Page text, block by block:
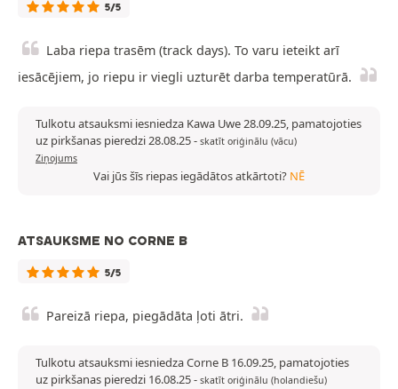
5/5
Laba riepa trasēm (track days). To varu ieteikt arī
iesācējiem, jo riepu ir viegli uzturēt darba temperatūrā.
Tulkotu atsauksmi iesniedza Kawa Uwe 28.09.25, pamatojoties
uz pirkšanas pieredzi 28.08.25- skatīt oriģinālu (vācu)
Ziņojums
Vai jūs šīs riepas iegādātos atkārtoti? NĒ
ATSAUKSME NO CORNE B
5/5
Pareizā riepa, piegādāta ļoti ātri.
Tulkotu atsauksmi iesniedza Corne B 16.09.25, pamatojoties
uz pirkšanas pieredzi 16.08.25- skatīt oriģinālu (holandiešu)